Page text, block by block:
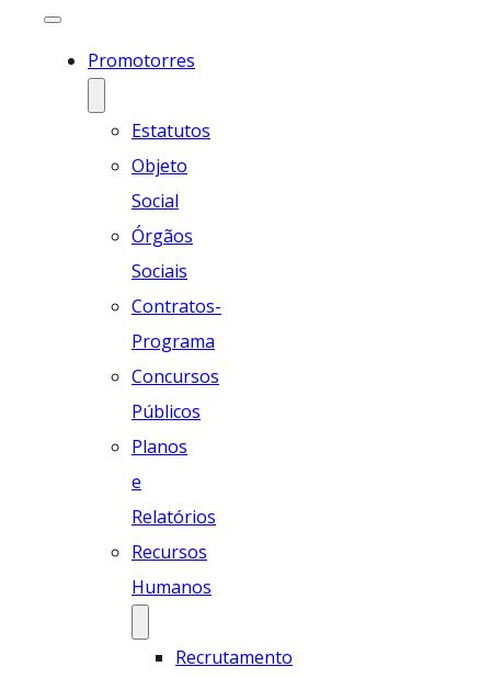
Promotorres
Estatutos
Objeto
Social
Órgãos
Sociais
Contratos-
Programa
Concursos
Públicos
Planos
e
Relatórios
Recursos
Humanos
Recrutamento